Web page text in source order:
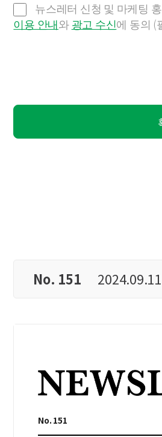
뉴스레터 신청 및 마케팅
이용 안내와 광고 수신에 동의 (
No. 151 2024.09.11
No. 151